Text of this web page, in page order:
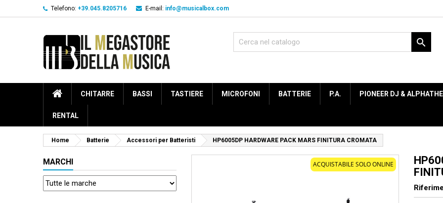
Telefono: +39.045.8205716 E-mail: info@musicalbox.com

CHITARRE BASSI TASTIERE MICROFONI BATTERIE P.A. PIONEER DJ &
RENTAL
Home Batterie Accessori per Batteristi HP6005DP HARDWARE PACK MARS FINITURA CROMATA
MARCHI ACQUISTABILE SOLO ONLINE